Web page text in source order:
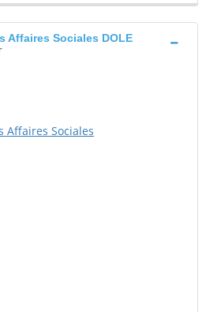
Affaires Sociales DOLE
Affaires Sociales